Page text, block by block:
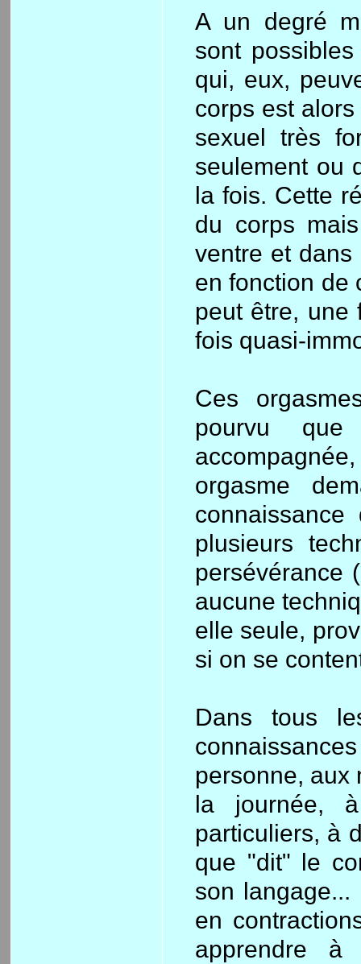
A un degré
sont
qui, eux,
corps est
sexuel très
seulement ou
la fois. Cette
du corps
ventre et
en fonction de
peut être, une
fois quasi-
Ces
pourvu
orgasme
plusieurs
persévérance
aucune
elle seule,
si on se
Dans tous
personne, aux
la journée,
particuliers, à
que "dit" le
son
en
apprendre